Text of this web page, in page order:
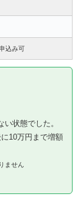
込み可
状態でした。
10万円まで増額
ません